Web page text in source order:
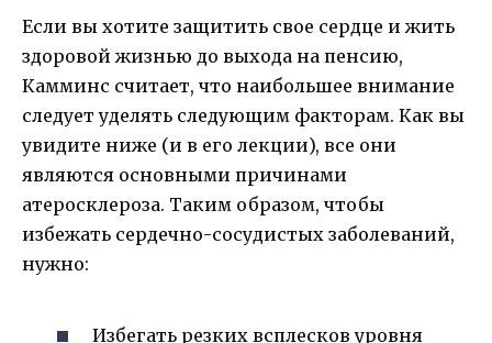
Если вы хотите защитить свое сердце и жить
здоровой жизнью до выхода на пенсию,
Камминс считает, что наибольшее внимание
следует уделять следующим факторам. Как вы
увидите ниже (и в его лекции), все они
являются основными причинами
атеросклероза. Таким образом, чтобы
избежать сердечно-сосудистых заболеваний,
нужно:
Избегать резких всплесков уровня